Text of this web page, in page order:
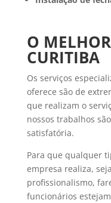
O
CURITIBA
Os serviços
oferece são de
que realizam o
nossos trabalhos
satisfatória.
Para que qualquer
empresa realiza,
profissionalismo,
funcionários